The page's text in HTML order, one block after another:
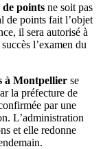
de points ne soit pas
de points fait l’objet
il sera autorisé à
l’examen du
à Montpellier se
la préfecture de
par une
L’administration
et elle redonne